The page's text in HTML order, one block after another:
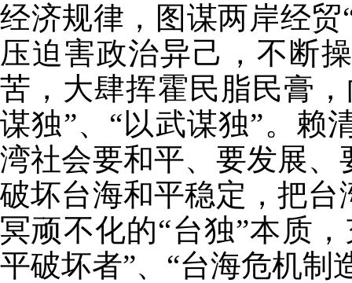
经济规律，图谋两岸经贸
压迫害政治异己，不断
苦，大肆挥霍民脂民膏
谋独”、“以武谋独”。赖
湾社会要和平、要发展
破坏台海和平稳定，把
冥顽不化的“台独”本质
平破坏者”、“台海危机制